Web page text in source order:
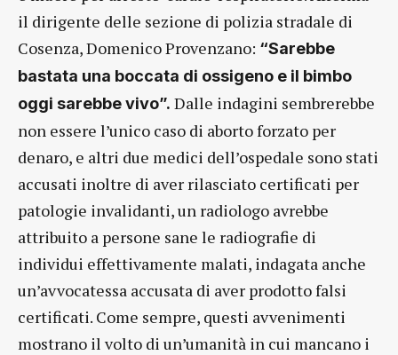
il dirigente delle sezione di polizia stradale di
Cosenza, Domenico Provenzano: “Sarebbe
bastata una boccata di ossigeno e il bimbo
oggi sarebbe vivo”. Dalle indagini sembrerebbe
non essere l’unico caso di aborto forzato per
denaro, e altri due medici dell’ospedale sono stati
accusati inoltre di aver rilasciato certificati per
patologie invalidanti, un radiologo avrebbe
attribuito a persone sane le radiografie di
individui effettivamente malati, indagata anche
un’avvocatessa accusata di aver prodotto falsi
certificati. Come sempre, questi avvenimenti
mostrano il volto di un’umanità in cui mancano i